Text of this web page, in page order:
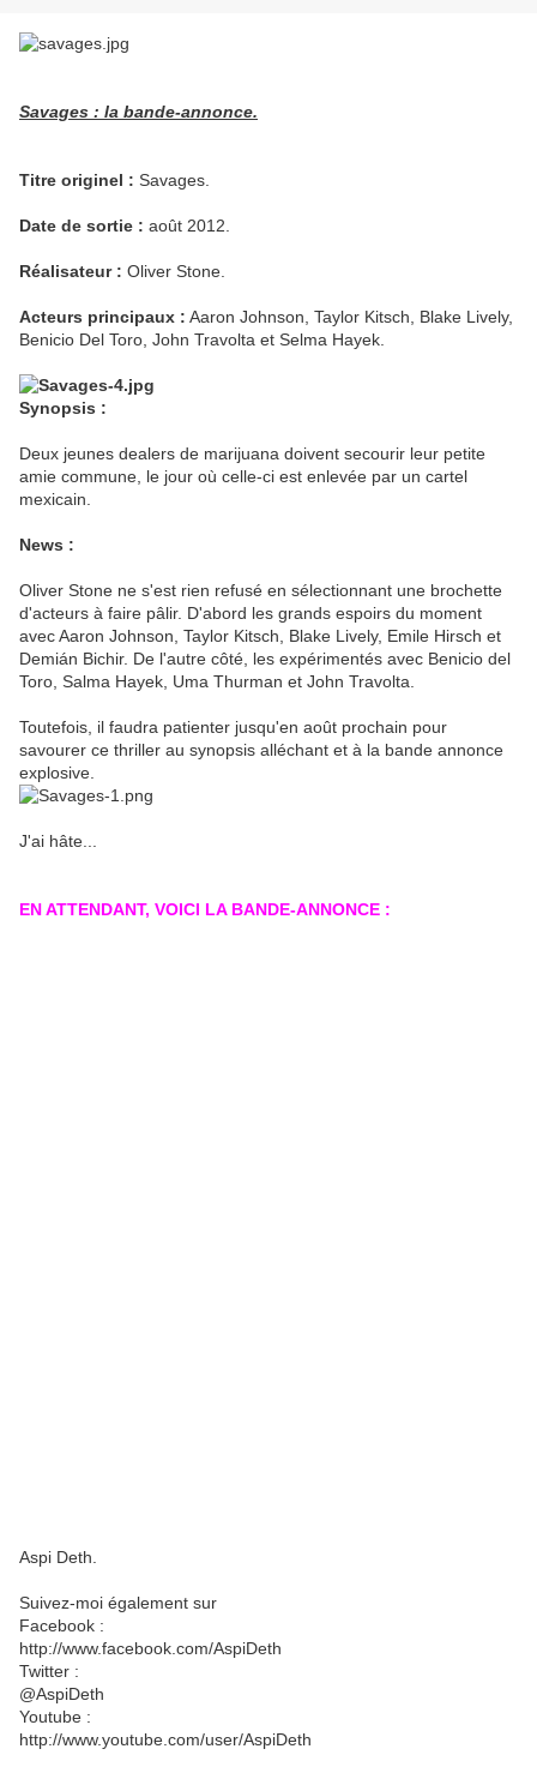
Savages : la bande-annonce.
Titre originel : Savages.
Date de sortie : août 2012.
Réalisateur : Oliver Stone.
Acteurs principaux : Aaron Johnson, Taylor Kitsch, Blake Lively,
Benicio Del Toro, John Travolta et Selma Hayek.
Synopsis :
Deux jeunes dealers de marijuana doivent secourir leur petite
amie commune, le jour où celle-ci est enlevée par un cartel
mexicain
News :
Oliver Stone ne s'est rien refusé en sélectionnant une brochette
d'acteurs à faire pâlir. D'abord les grands espoirs du moment
avec Aaron Johnson, Taylor Kitsch, Blake Lively, Emile Hirsch et
Demián Bichir. De l'autre côté, les expérimentés avec Benicio del
Toro, Salma Hayek, Uma Thurman et John Travolta.
Toutefois, il faudra patienter jusqu'en août prochain pour
savourer ce thriller au synopsis alléchant et à la bande annonce
explosive.
J'ai hâte...
EN ATTENDANT, VOICI LA BANDE-ANNONCE :
Aspi Deth.
Suivez-moi également sur
Facebook :
http://www.facebook.com/AspiDeth
Twitter :
@AspiDeth
Youtube :
http://www.youtube.com/user/AspiDeth